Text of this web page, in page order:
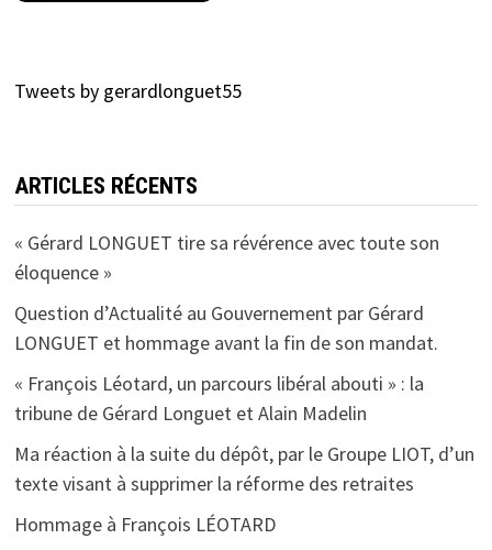
Tweets by gerardlonguet55
ARTICLES RÉCENTS
« Gérard LONGUET tire sa révérence avec toute son
éloquence »
Question d’Actualité au Gouvernement par Gérard
LONGUET et hommage avant la fin de son mandat.
« François Léotard, un parcours libéral abouti » : la
tribune de Gérard Longuet et Alain Madelin
Ma réaction à la suite du dépôt, par le Groupe LIOT, d’un
texte visant à supprimer la réforme des retraites
Hommage à François LÉOTARD